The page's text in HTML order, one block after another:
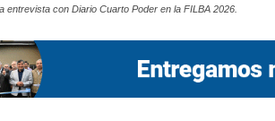
entrevista con Diario Cuarto Poder en la FILBA 2026.